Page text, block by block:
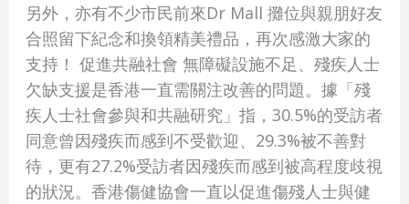
另外，亦有不少市民前來Dr Mall 攤位與親朋好友
合照留下紀念和換領精美禮品，再次感激大家的
支持！ 促進共融社會 無障礙設施不足、殘疾人士
欠缺支援是香港一直需關注改善的問題。據「殘
疾人士社會參與和共融研究」指，30.5%的受訪者
同意曾因殘疾而感到不受歡迎、29.3%被不善對
待，更有27.2%受訪者因殘疾而感到被高程度歧視
的狀況。香港傷健協會一直以促進傷殘人士與健